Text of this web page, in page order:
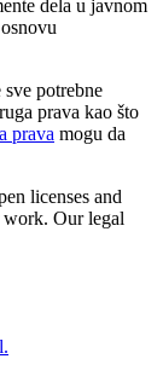
dela u javnom
potrebne
prava kao što
prava mogu da
licenses and
work. Our legal